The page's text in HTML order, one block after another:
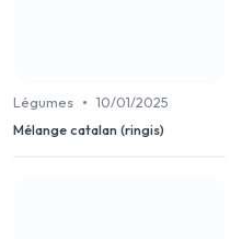
Légumes • 10/01/2025
Mélange catalan (ringis)